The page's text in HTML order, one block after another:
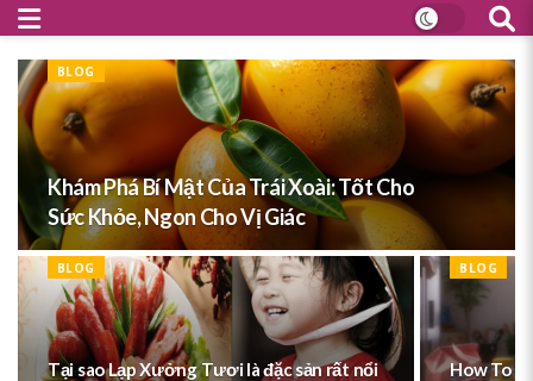
BLOG
Khám Phá Bí Mật Của Trái Xoài: Tốt Cho
Sức Khỏe, Ngon Cho Vị Giác
BLOG
Tại sao Lạp Xưởng Tươi là đặc sản rất nổi
BLOG
How To